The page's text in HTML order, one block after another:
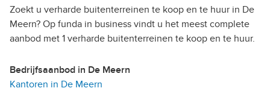
Zoekt u verharde buitenterreinen te koop en te huur in De
Meern? Op funda in business vindt u het meest complete
aanbod met 1 verharde buitenterreinen te koop en te huur.
Bedrijfsaanbod in De Meern
Kantoren in De Meern